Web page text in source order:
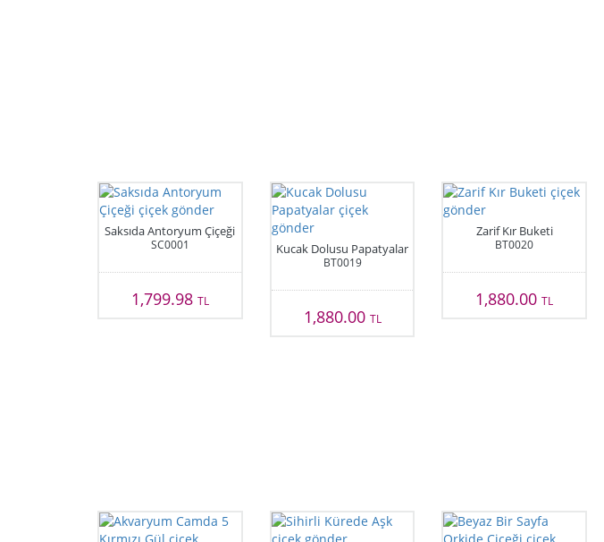
Saksıda Antoryum Çiçeği
SC0001
1,799.98 TL
Kucak Dolusu Papatyalar
BT0019
1,880.00 TL
Zarif Kır Buketi
BT0020
1,880.00TL